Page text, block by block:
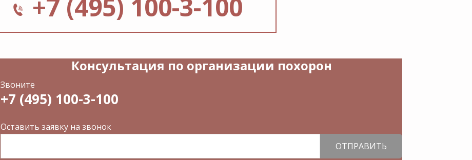
+7 (495) 100-3-100
Консультация по организации похорон
Звоните
+7 (495) 100-3-100
Оставить заявку на звонок
ОТПРАВИТЬ